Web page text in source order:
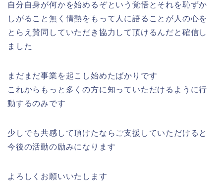
自分自身が何かを始めるぞという覚悟とそれを恥ずか
しがること無く情熱をもって人に語ることが人の心を
とらえ賛同していただき協力して頂けるんだと確信し
ました
まだまだ事業を起こし始めたばかりです
これからもっと多くの方に知っていただけるように行
動するのみです
少しでも共感して頂けたならご支援していただけると
今後の活動の励みになります
よろしくお願いいたします